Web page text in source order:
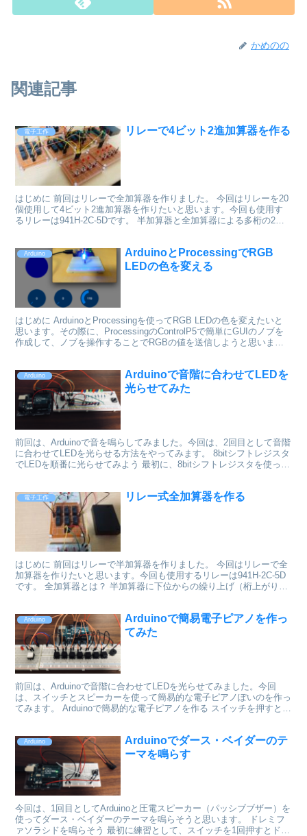
かめのの
関連記事
電子工作 リレーで4ビット2進加算器を作る
はじめに 前回はリレーで全加算器を作りました。 今回はリレーを20
個使用して4ビット2進加算器を作りたいと思います。今回も使用す
るリレーは941H-2C-5Dです。 半加算器と全加算器による多桁の2進
Arduino
ArduinoとProcessingでRGB
LEDの色を変える
はじめに ArduinoとProcessingを使ってRGB LEDの色を変えたいと
思います。その際に、ProcessingのControlP5で簡単にGUIのノブを
作成して、ノブを操作することでRGBの値を送信しようと思いま
Arduino
Arduinoで音階に合わせてLEDを
光らせてみた
前回は、Arduinoで音を鳴らしてみました。今回は、2回目として音階
に合わせてLEDを光らせる方法をやってみます。 8bitシフトレジスタ
でLEDを順番に光らせてみよう 最初に、8bitシフトレジスタを使って
電子工作 リレー式全加算器を作る
はじめに 前回はリレーで半加算器を作りました。 今回はリレーで全
加算器を作りたいと思います。今回も使用するリレーは941H-2C-5D
です。 全加算器とは？ 半加算器に下位からの繰り上げ（桁上がり）
Arduino
Arduinoで簡易電子ピアノを作っ
てみた
前回は、Arduinoで音階に合わせてLEDを光らせてみました。今回
は、スイッチとスピーカーを使って簡易的な電子ピアノぽいのを作っ
てみます。 Arduinoで簡易的な電子ピアノを作る スイッチを押すとピ
Arduino
Arduinoでダース・ベイダーのテ
ーマを鳴らす
今回は、1回目としてArduinoと圧電スピーカー（パッシブブザー）を
使ってダース・ベイダーのテーマを鳴らそうと思います。 ドレミフ
ァソラシドを鳴らそう 最初に練習として、スイッチを1回押すとドレ